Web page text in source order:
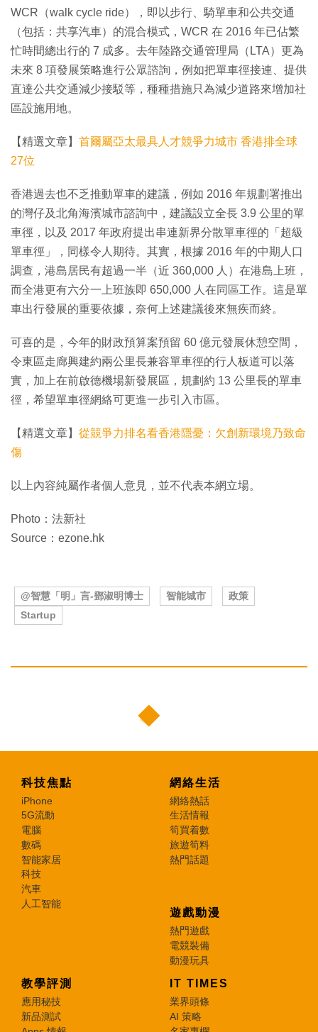
WCR（walk cycle ride），即以步行、騎單車和公共交通
（包括：共享汽車）的混合模式，WCR 在 2016 年已佔繁
忙時間總出行的 7 成多。去年陸路交通管理局（LTA）更為
未來 8 項發展策略進行公眾諮詢，例如把單車徑接連、提供
直達公共交通減少接駁等，種種措施只為減少道路來增加社
區設施用地。
【精選文章】 首爾屬亞太最具人才競爭力城市 香港排全球
27位
香港過去也不乏推動單車的建議，例如 2016 年規劃署推出
的灣仔及北角海濱城市諮詢中，建議設立全長 3.9 公里的單
車徑，以及 2017 年政府提出串連新界分散單車徑的「超級
單車徑」，同樣令人期待。其實，根據 2016 年的中期人口
調查，港島居民有超過一半（近 360,000 人）在港島上班，
而全港更有六分一上班族即 650,000 人在同區工作。這是單
車出行發展的重要依據，奈何上述建議後來無疾而終。
可喜的是，今年的財政預算案預留 60 億元發展休憩空間，
令東區走廊興建約兩公里長兼容單車徑的行人板道可以落
實，加上在前啟德機場新發展區，規劃約 13 公里長的單車
徑，希望單車徑網絡可更進一步引入市區。
【精選文章】 從競爭力排名看香港隱憂：欠創新環境乃致命
傷
以上內容純屬作者個人意見，並不代表本網立場。
Photo：法新社
Source：ezone.hk
@智慧「明」言-鄧淑明博士 智能城市
政策
Startup
科技焦點
iPhone
5G流動
電腦
數碼
智能家居
科技
汽車
人工智能
網絡生活
網絡熱話
生活情報
筍買着數
旅遊筍料
熱門話題
遊戲動漫
熱門遊戲
電競裝備
動漫玩具
教學評測
應用秘技
新品測試
IT TIMES
業界頭條
AI 策略